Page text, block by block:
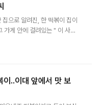
으로 알려진, 한 떡볶이 집이
가게 안에 걸려있는 " 이 사진
이..이대 앞에서 맛 보